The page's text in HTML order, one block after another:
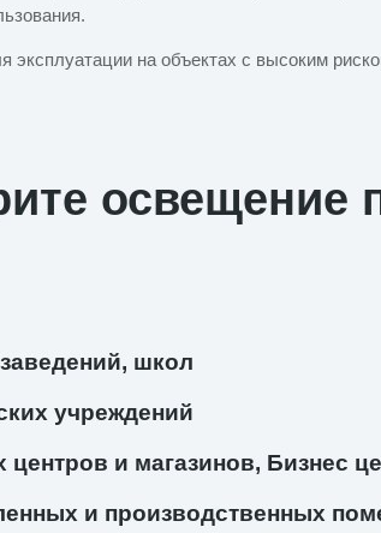
эксплуатации на объектах с высоким
освещение
школ
учреждений
и магазинов, Бизнес
и производственных